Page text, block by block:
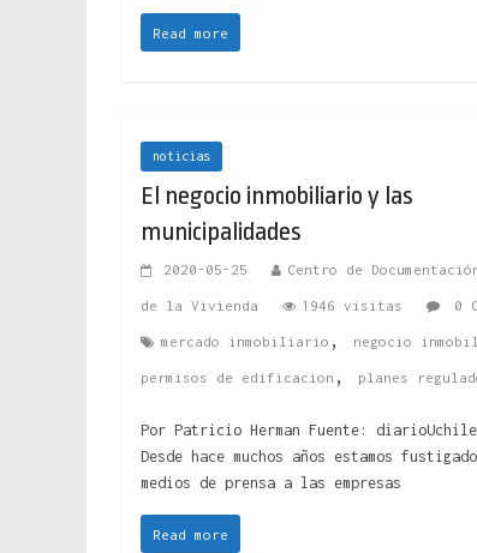
Read more
noticias
El negocio inmobiliario y las
municipalidades
2020-05-25 Centro de
de la Vivienda 1946 visitas 0
mercado inmobiliario , negocio
permisos de edificacion , planes
Por Patricio Herman Fuente: diarioUchile
Desde hace muchos años estamos
medios de prensa a las empresas
Read more